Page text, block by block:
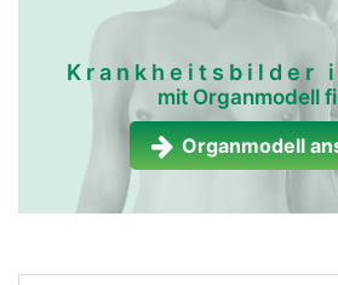
Krankheitsbilder
mit Organmodell
Organmodell